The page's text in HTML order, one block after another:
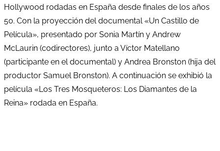
Hollywood rodadas en España desde finales de los años
50. Con la proyección del documental «Un Castillo de
Película», presentado por Sonia Martín y Andrew
McLaurin (codirectores), junto a Víctor Matellano
(participante en el documental) y Andrea Bronston (hija del
productor Samuel Bronston). A continuación se exhibió la
película «Los Tres Mosqueteros: Los Diamantes de la
Reina» rodada en España.